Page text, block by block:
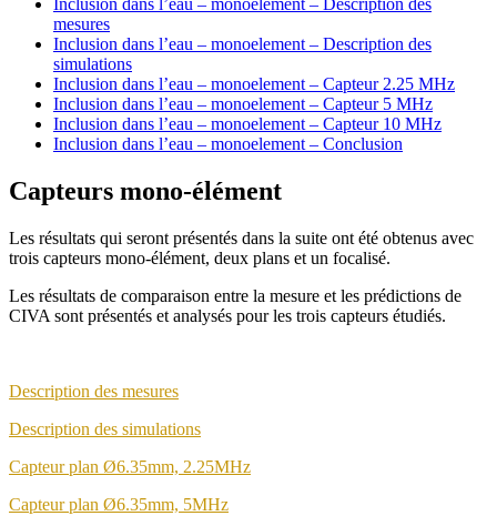
Inclusion dans l’eau – monoelement – Description des
mesures
Inclusion dans l’eau – monoelement – Description des
simulations
Inclusion dans l’eau – monoelement – Capteur 2.25 MHz
Inclusion dans l’eau – monoelement – Capteur 5 MHz
Inclusion dans l’eau – monoelement – Capteur 10 MHz
Inclusion dans l’eau – monoelement – Conclusion
Capteurs mono-élément
Les résultats qui seront présentés dans la suite ont été obtenus avec
trois capteurs mono-élément, deux plans et un focalisé.
Les résultats de comparaison entre la mesure et les prédictions de
CIVA sont présentés et analysés pour les trois capteurs étudiés.
Description des mesures
Description des simulations
Capteur plan Ø6.35mm, 2.25MHz
Capteur plan Ø6.35mm, 5MHz